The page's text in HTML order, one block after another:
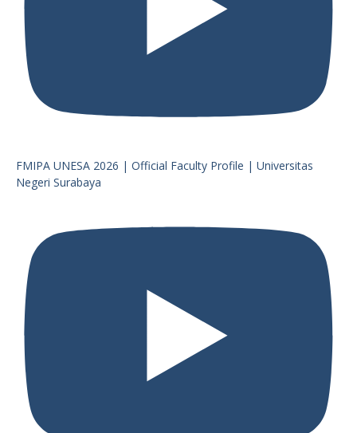
FMIPA UNESA 2026 | Official Faculty Profile | Universitas
Negeri Surabaya